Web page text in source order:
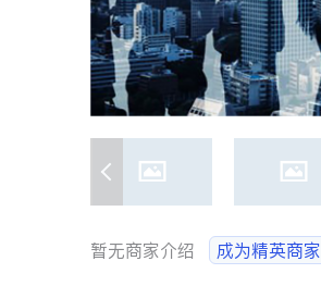
暂无商家介绍 成为精英商家